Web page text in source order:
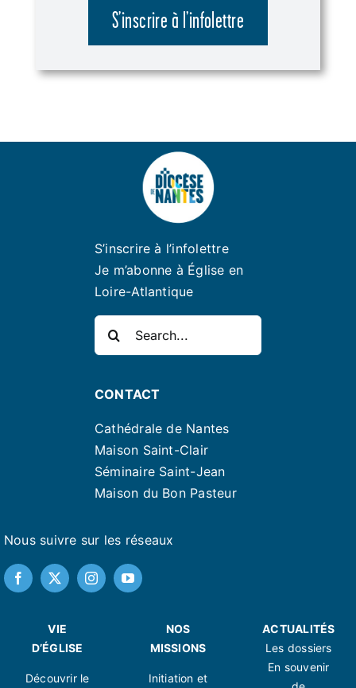
S’inscrire à l’infolettre
S’inscrire à l’infolettre
Je m’abonne à Église en
Loire-Atlantique
Nous suivre sur les réseaux
CONTACT
Cathédrale de Nantes
Maison Saint-Clair
Séminaire Saint-Jean
Maison du Bon Pasteur
VIE
D’ÉGLISE
Découvrir le
NOS
MISSIONS
Initiation et
ACTUALITÉS
Les dossiers
En souvenir